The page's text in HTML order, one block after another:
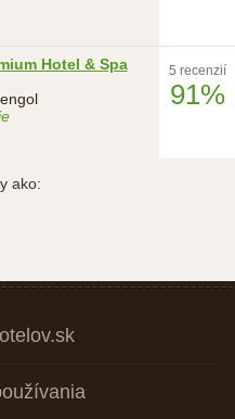
Hotel & Spa
5 recenzií
91%
ako: